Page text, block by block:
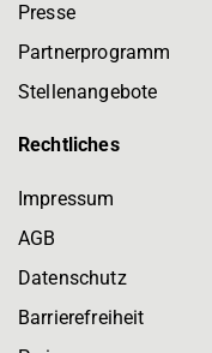
Presse
Partnerprogramm
Stellenangebote
Rechtliches
Impressum
AGB
Datenschutz
Barrierefreiheit